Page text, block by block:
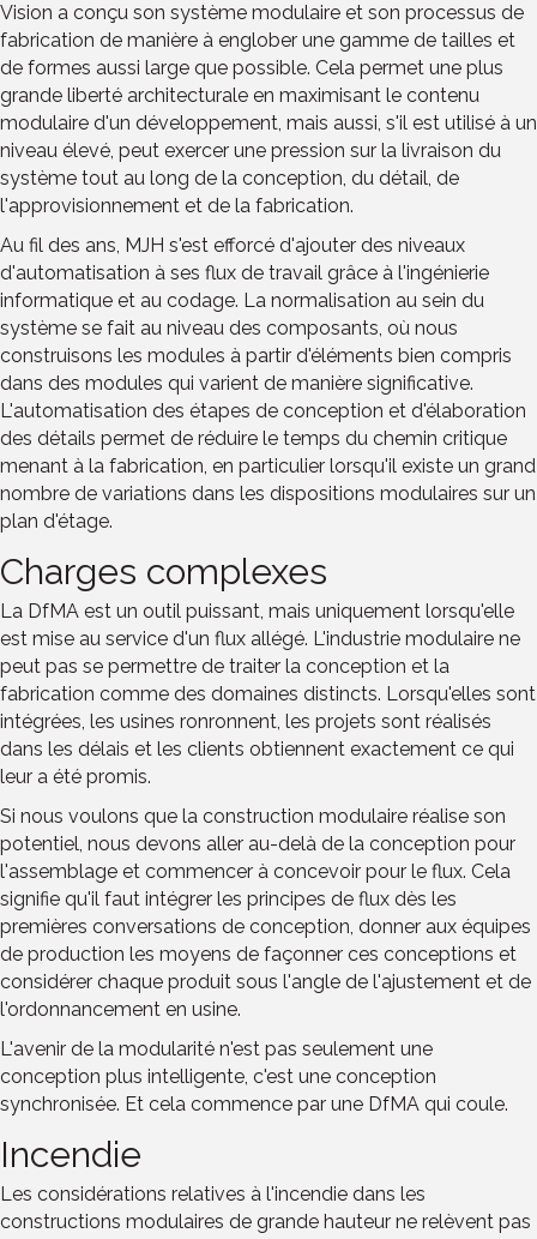
Vision a conçu son système modulaire et son processus de
fabrication de manière à englober une gamme de tailles et
de formes aussi large que possible. Cela permet une plus
grande liberté architecturale en maximisant le contenu
modulaire d'un développement, mais aussi, s'il est utilisé à un
niveau élevé, peut exercer une pression sur la livraison du
système tout au long de la conception, du détail, de
l'approvisionnement et de la fabrication.
Au fil des ans, MJH s'est efforcé d'ajouter des niveaux
d'automatisation à ses flux de travail grâce à l'ingénierie
informatique et au codage. La normalisation au sein du
système se fait au niveau des composants, où nous
construisons les modules à partir d'éléments bien compris
dans des modules qui varient de manière significative.
L'automatisation des étapes de conception et d'élaboration
des détails permet de réduire le temps du chemin critique
menant à la fabrication, en particulier lorsqu'il existe un grand
nombre de variations dans les dispositions modulaires sur un
plan d'étage.
Charges complexes
La DfMA est un outil puissant, mais uniquement lorsqu'elle
est mise au service d'un flux allégé. L'industrie modulaire ne
peut pas se permettre de traiter la conception et la
fabrication comme des domaines distincts. Lorsqu'elles sont
intégrées, les usines ronronnent, les projets sont réalisés
dans les délais et les clients obtiennent exactement ce qui
leur a été promis.
Si nous voulons que la construction modulaire réalise son
potentiel, nous devons aller au-delà de la conception pour
l'assemblage et commencer à concevoir pour le flux. Cela
signifie qu'il faut intégrer les principes de flux dès les
premières conversations de conception, donner aux équipes
de production les moyens de façonner ces conceptions et
considérer chaque produit sous l'angle de l'ajustement et de
l'ordonnancement en usine.
L'avenir de la modularité n'est pas seulement une
conception plus intelligente, c'est une conception
synchronisée. Et cela commence par une DfMA qui coule.
Incendie
Les considérations relatives à l'incendie dans les
constructions modulaires de grande hauteur ne relèvent pas